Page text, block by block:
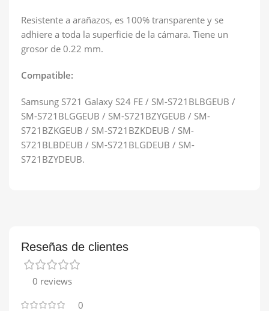
Resistente a arañazos, es 100% transparente y se
adhiere a toda la superficie de la cámara. Tiene un
grosor de 0.22 mm.
Compatible:
Samsung S721 Galaxy S24 FE / SM-S721BLBGEUB /
SM-S721BLGGEUB / SM-S721BZYGEUB / SM-
S721BZKGEUB / SM-S721BZKDEUB / SM-
S721BLBDEUB / SM-S721BLGDEUB / SM-
S721BZYDEUB.
Reseñas de clientes
0 reviews
0